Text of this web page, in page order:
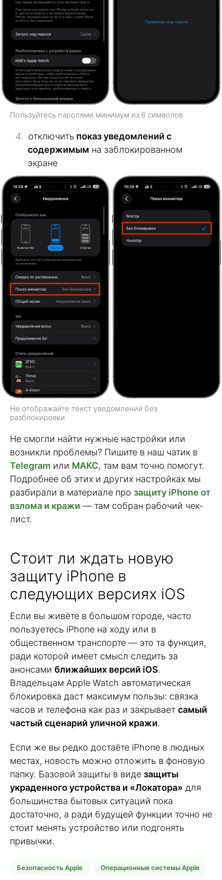
Пользуйтесь паролями минимум из 6 символов
отключить показ уведомлений с
содержимым на заблокированном
экране
Не отображайте текст уведомлений без
разблокировки
Не смогли найти нужные настройки или
возникли проблемы? Пишите в наш чатик в
Telegram или МАКС, там вам точно помогут.
Подробнее об этих и других настройках мы
разбирали в материале про защиту iPhone от
взлома и кражи — там собран рабочий чек-
лист.
Стоит ли ждать новую
защиту iPhone в
следующих версиях iOS
Если вы живёте в большом городе, часто
пользуетесь iPhone на ходу или в
общественном транспорте — это та функция,
ради которой имеет смысл следить за
анонсами ближайших версий iOS.
Владельцам Apple Watch автоматическая
блокировка даст максимум пользы: связка
часов и телефона как раз и закрывает самый
частый сценарий уличной кражи.
Если же вы редко достаёте iPhone в людных
местах, новость можно отложить в фоновую
папку. Базовой защиты в виде защиты
украденного устройства и «Локатора» для
большинства бытовых ситуаций пока
достаточно, а ради будущей функции точно не
стоит менять устройство или подгонять
привычки.
Безопасность Apple Операционные системы Apple